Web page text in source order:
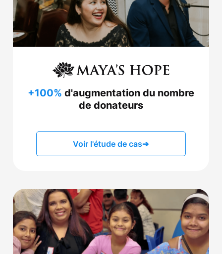
+100% d'augmentation du nombre
de donateurs
Voir l'étude de cas➔